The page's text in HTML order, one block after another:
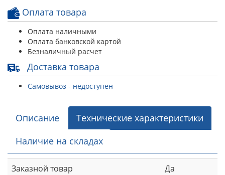
Оплата товара
Оплата наличными
Оплата банковской картой
Безналичный расчет
Доставка товара
Самовывоз - недоступен
Описание
Технические характеристики
Наличие на складах
Заказной товар
Да